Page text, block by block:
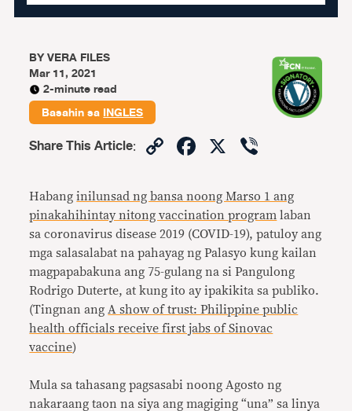
BYVERA FILES
Mar 11, 2021
2-minute read
Basahin saINGLES
Share This Article: CopyFacebook
X
Habanginilunsad ng bansa noong Marso 1 ang
pinakahihintay nitong vaccination program laban
sa coronavirus disease 2019 (COVID-19), patuloy ang
mga salasalabat na pahayag ng Palasyo kung kailan
magpapabakuna ang 75-gulang na si Pangulong
Rodrigo Duterte, at kung ito ay ipakikita sa publiko.
(Tingnan ang A show of trust: Philippine public
health officials receive first jabs of Sinovac
vaccine)
Mula sa tahasang pagsasabi noong Agosto ng
nakaraang taon na siya ang magiging “una” sa linya